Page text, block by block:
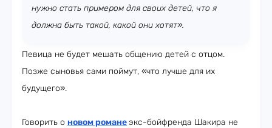
нужно стать примером для своих детей, что я
должна быть такой, какой они хотят».
Певица не будет мешать общению детей с отцом.
Позже сыновья сами поймут, «что лучше для их
будущего».
Говорить о новом романеэкс-бойфренда Шакира не